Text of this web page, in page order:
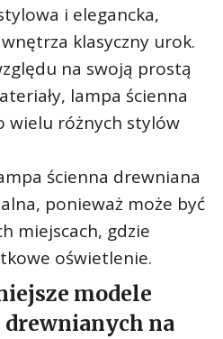
i elegancka,
klasyczny urok.
na swoją prostą
lampa ścienna
wielu różnych stylów
ścienna drewniana
ponieważ może być
miejscach, gdzie
oświetlenie.
modele
na